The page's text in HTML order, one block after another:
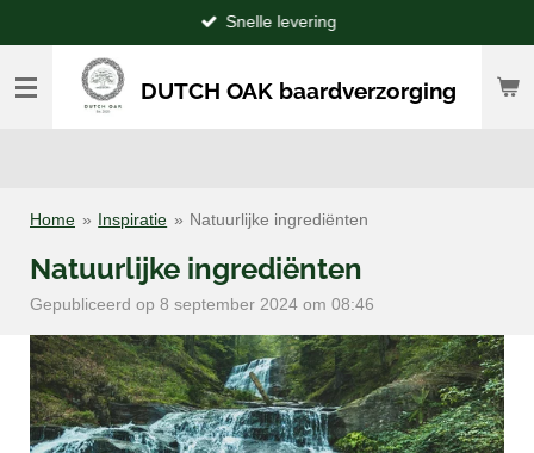
direct
naar
hoofdinhoud
DUTCH OAK baardverzorging
Snelle levering
Home » Inspiratie » Natuurlijke ingrediënten
Natuurlijke ingrediënten
Gepubliceerd op 8 september 2024 om 08:46